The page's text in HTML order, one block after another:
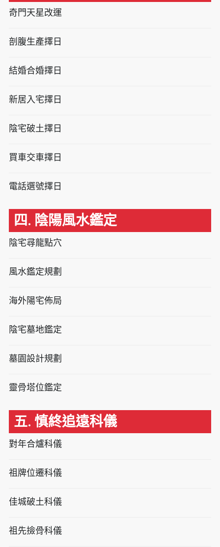
奇門天星改運
剖腹生產擇日
結婚合婚擇日
新居入宅擇日
陰宅破土擇日
買車交車擇日
電話選號擇日
四. 陰陽風水鑑定
陰宅尋龍點穴
風水鑑定規劃
海外陽宅佈局
陰宅墓地鑑定
墓園設計規劃
靈骨塔位鑑定
五. 慎終追遠科儀
對年合爐科儀
祖牌位遷科儀
佳城破土科儀
祖先撿骨科儀